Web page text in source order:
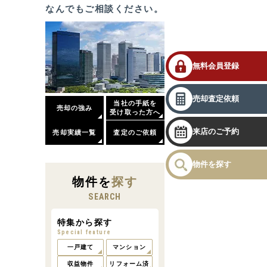
無料会員登録
売却査定依頼
来店のご予約
物件を探す
なんでもご相談ください。
売却の強み
当社の手紙を
受け取った方へ
売却実績一覧 査定のご依頼
物件を探す
SEARCH
特集から探す
Special feature
一戸建て マンション
収益物件 リフォーム済